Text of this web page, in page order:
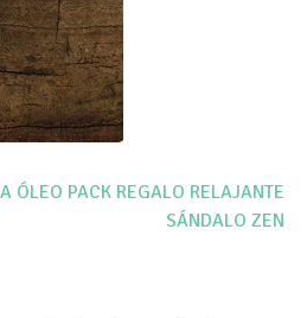
ÓLEO PACK REGALO RELAJANTE
SÁNDALO ZEN